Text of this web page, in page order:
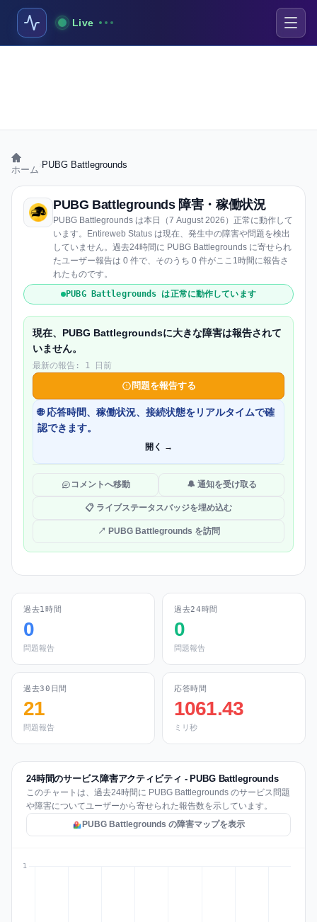
Live
ホーム PUBG Battlegrounds
PUBG Battlegrounds 障害・稼働状況
PUBG Battlegrounds は本日（7 August 2026）正常に動作して
います。Entireweb Status は現在、発生中の障害や問題を検出
していません。過去24時間に PUBG Battlegrounds に寄せられ
たユーザー報告は 0 件で、そのうち 0 件がここ1時間に報告さ
れたものです。
PUBG Battlegrounds は正常に動作しています
現在、PUBG Battlegroundsに大きな障害は報告されて
いません。
最新の報告: 1 日前
問題を報告する
🌐 応答時間、稼働状況、接続状態をリアルタイムで確
認できます。
開く →
コメントへ移動 🔔 通知を受け取る
📋 ライブステータスバッジを埋め込む
↗ PUBG Battlegrounds を訪問
過去1時間
0
問題報告
過去24時間
0
問題報告
過去30日間
21
問題報告
応答時間
1061.43
ミリ秒
24時間のサービス障害アクティビティ - PUBG Battlegrounds
このチャートは、過去24時間に PUBG Battlegrounds のサービス問題
や障害についてユーザーから寄せられた報告数を示しています。
PUBG Battlegrounds の障害マップを表示